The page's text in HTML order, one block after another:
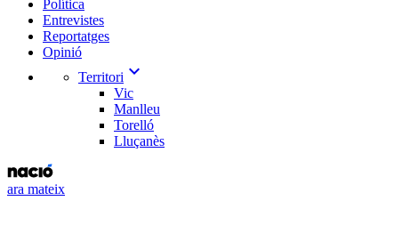
Política
Entrevistes
Reportatges
Opinió
Territori expand_more
Vic
Manlleu
Torelló
Lluçanès
ara mateix